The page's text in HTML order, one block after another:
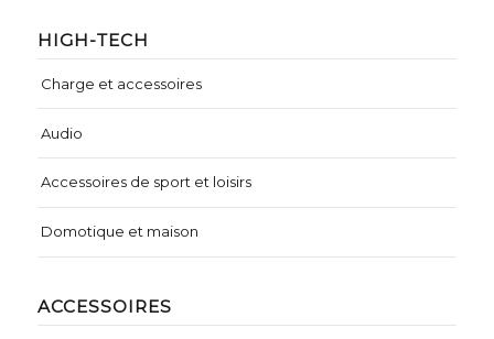
HIGH-TECH
Charge et accessoires
Audio
Accessoires de sport et loisirs
Domotique et maison
ACCESSOIRES